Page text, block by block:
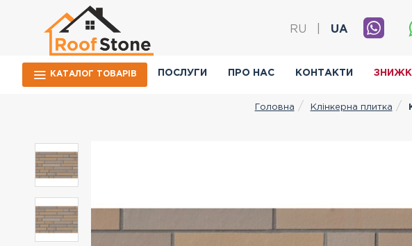
RU UA
КАТАЛОГ ТОВАРIВ ПОСЛУГИ ПРО НАС КОНТАКТИ
Головна Клінкерна плитка